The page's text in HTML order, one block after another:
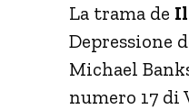
La trama de
Depressione
Michael
numero 17 di